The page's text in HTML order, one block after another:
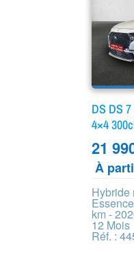
DS DS
4×4
21
À
Hybride
km -
12 Mois
Réf. :